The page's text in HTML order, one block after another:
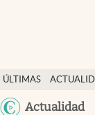
ÚLTIMAS
NOTICIAS
Actualidad
Actualidad
Finanzas y economía